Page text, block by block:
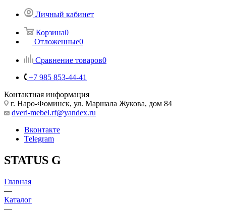
Личный кабинет
Корзина0
Отложенные0
Сравнение товаров0
+7 985 853-44-41
Контактная информация
г. Наро-Фоминск, ул. Маршала Жукова, дом 84
dveri-mebel.rf@yandex.ru
Вконтакте
Telegram
STATUS G
Главная
—
Каталог